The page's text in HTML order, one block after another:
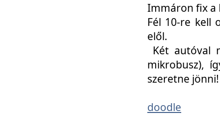
Immáron fix a
Fél 10-re kell
elől.
Két autóval
mikrobusz),
szeretne jönni!
doodle